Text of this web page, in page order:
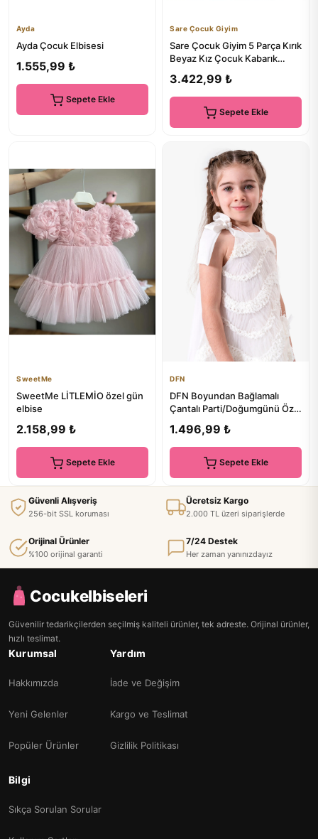
Ayda
Ayda Çocuk Elbisesi
1.555,99 ₺
Sepete Ekle
Sare Çocuk Giyim
Sare Çocuk Giyim 5 Parça Kırık
Beyaz Kız Çocuk Kabarık
3.422,99 ₺
Sepete Ekle
SweetMe
SweetMe LİTLEMİO özel gün
elbise
2.158,99 ₺
Sepete Ekle
DFN
DFN Boyundan Bağlamalı
Çantalı Parti/Doğumgünü Özel
1.496,99 ₺
Sepete Ekle
Güvenli Alışveriş
256-bit SSL koruması
Ücretsiz Kargo
2.000 TL üzeri siparişlerde
Orijinal Ürünler
%100 orijinal garanti
7/24 Destek
Her zaman yanınızdayız
Cocukelbiseleri
Güvenilir tedarikçilerden seçilmiş kaliteli ürünler, tek adreste. Orijinal ürünler,
hızlı teslimat.
Kurumsal
Hakkımızda
Yeni Gelenler
Popüler Ürünler
Yardım
İade ve Değişim
Kargo ve Teslimat
Gizlilik Politikası
Bilgi
Sıkça Sorulan Sorular